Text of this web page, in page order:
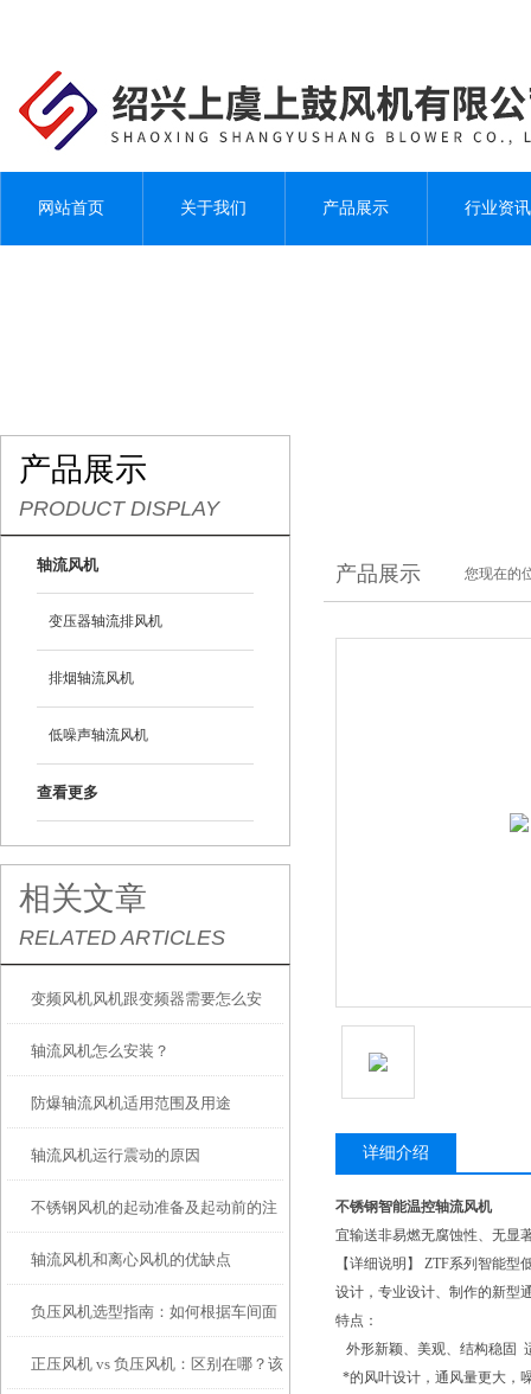
网站首页 关于我们 产品展示 行业资讯
产品展示
PRODUCT DISPLAY
轴流风机
变压器轴流排风机
排烟轴流风机
低噪声轴流风机
查看更多
相关文章
RELATED ARTICLES
变频风机风机跟变频器需要怎么安
装，怎么接线
轴流风机怎么安装？
防爆轴流风机适用范围及用途
轴流风机运行震动的原因
不锈钢风机的起动准备及起动前的注
意事项
轴流风机和离心风机的优缺点
负压风机选型指南：如何根据车间面
积与工艺需求匹配风量与风压
正压风机 vs 负压风机：区别在哪？该
产品展示 您现在的
详细介绍
不锈钢智能温控轴流风机
宜输送非易燃无腐蚀性、无显
【详细说明】 ZTF系列智能
设计，专业设计、制作的新型
特点：
外形新颖、美观、结构稳固
*的风叶设计，通风量更大，